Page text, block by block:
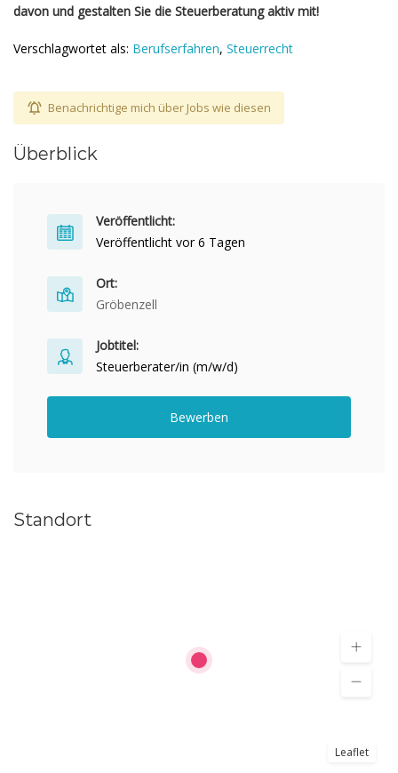
davon und gestalten Sie die Steuerberatung aktiv mit!
Verschlagwortet als: Berufserfahren, Steuerrecht
Benachrichtige mich über Jobs wie diesen
Überblick
Veröffentlicht:
Veröffentlicht vor 6 Tagen
Ort:
Gröbenzell
Jobtitel:
Steuerberater/in (m/w/d)
Bewerben
Standort
Leaflet